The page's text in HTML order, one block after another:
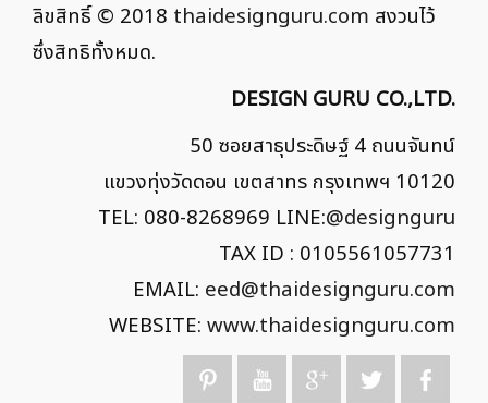
ลิขสิทธิ์ © 2018 thaidesignguru.com สงวนไว้
ซึ่งสิทธิทั้งหมด.
DESIGN GURU CO.,LTD.
50 ซอยสาธุประดิษฐ์ 4 ถนนจันทน์
แขวงทุ่งวัดดอน เขตสาทร กรุงเทพฯ 10120
TEL: 080-8268969 LINE:@designguru
TAX ID : 0105561057731
EMAIL: eed@thaidesignguru.com
WEBSITE: www.thaidesignguru.com